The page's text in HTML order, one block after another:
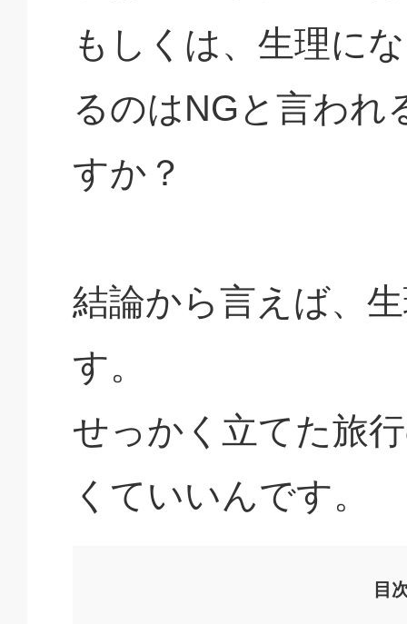
もしくは、生理に
るのはNGと言われ
すか？
結論から言えば、
す。
せっかく立てた旅
くていいんです。
目